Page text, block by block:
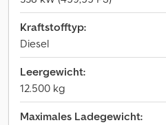
Kraftstofftyp:
Diesel
Leergewicht:
12.500 kg
Maximales Ladegewicht: